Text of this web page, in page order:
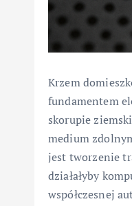
Krzem
fundamentem
skorupie
medium
jest tworzenie
działałyby
współczesnej